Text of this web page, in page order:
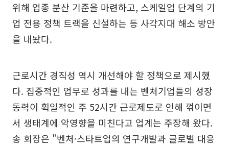
위해 업종 분산 기준을 마련하고, 스케일업 단계의 기
업 전용 정책 트랙을 신설하는 등 사각지대 해소 방안
을 내놨다.
근로시간 경직성 역시 개선해야 할 정책으로 제시했
다. 집중적인 업무로 성과를 내는 벤처기업들의 성장
동력이 획일적인 주 52시간 근로제도로 인해 꺾이면
서 생태계에 악영향을 미친다고 업계는 주장해 왔다.
송 회장은 "벤처·스타트업의 연구개발과 글로벌 대응